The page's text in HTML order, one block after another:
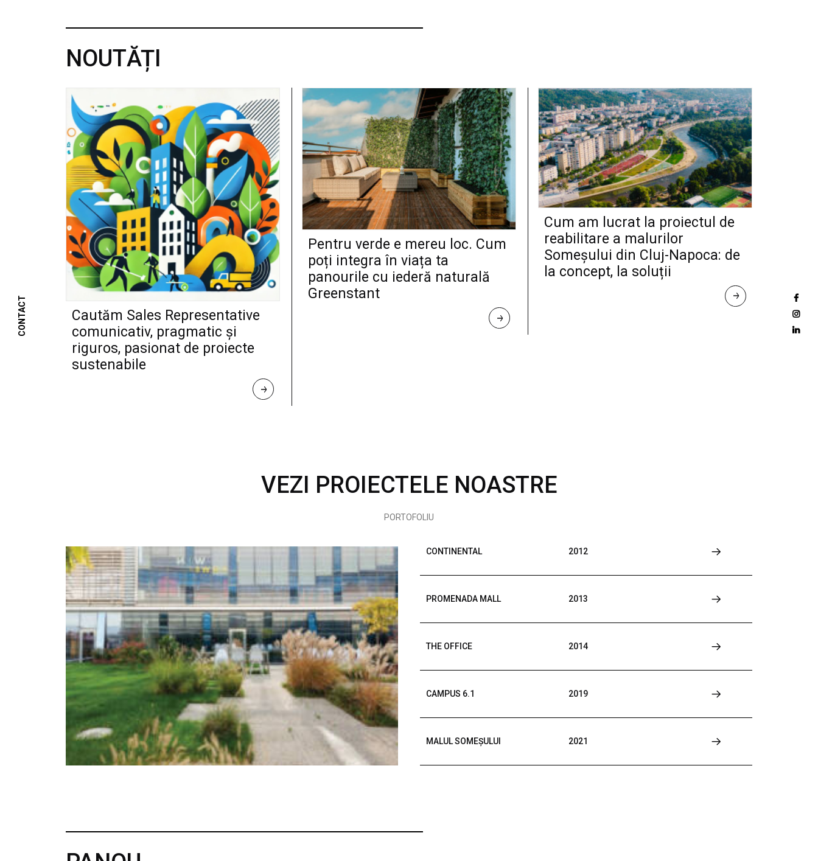
NOUTĂȚI
Cautăm Sales Representative
comunicativ, pragmatic și
riguros, pasionat de proiecte
sustenabile
R
E
Pentru verde e mereu loc. Cum
poți integra în viața ta
panourile cu iederă naturală
Greenstant
R
E
Cum am lucrat la proiectul de
reabilitare a malurilor
Someșului din Cluj-Napoca: de
la concept, la soluții
R
VEZI PROIECTELE NOASTRE
PORTOFOLIU
CONTINENTAL 2012
PROMENADA MALL 2013
THE OFFICE 2014
CAMPUS 6.1 2019
MALUL SOMEȘULUI 2021
CONTACT